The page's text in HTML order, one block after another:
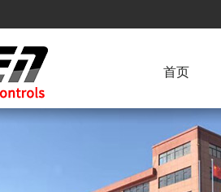
首页